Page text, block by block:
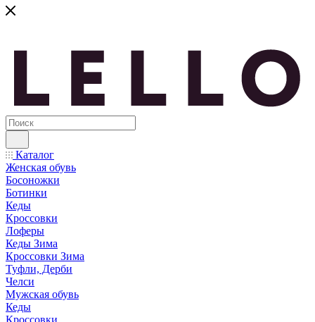
Каталог
Женская обувь
Босоножки
Ботинки
Кеды
Кроссовки
Лоферы
Кеды Зима
Кроссовки Зима
Туфли, Дерби
Челси
Мужская обувь
Кеды
Кроссовки